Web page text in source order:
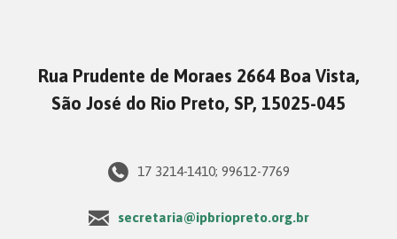
Rua Prudente de Moraes 2664 Boa Vista,
São José do Rio Preto, SP, 15025-045
17 3214-1410; 99612-7769
secretaria@ipbriopreto.org.br